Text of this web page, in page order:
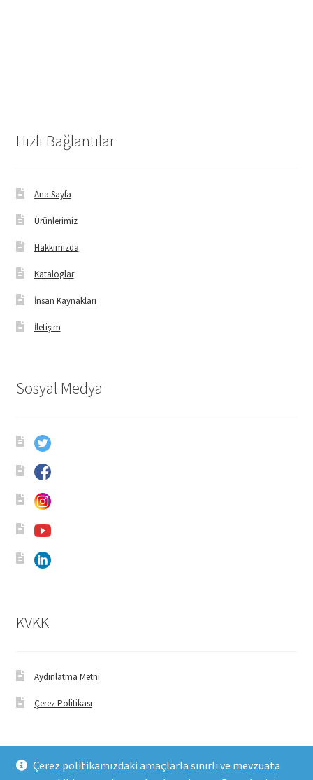
Çerez politikamızdaki amaçlarla sınırlı ve mevzuata
Hızlı Bağlantılar
Ana Sayfa
Ürünlerimiz
Hakkımızda
Kataloglar
İnsan Kaynakları
İletişim
Sosyal Medya
KVKK
Aydınlatma Metni
Çerez Politikası